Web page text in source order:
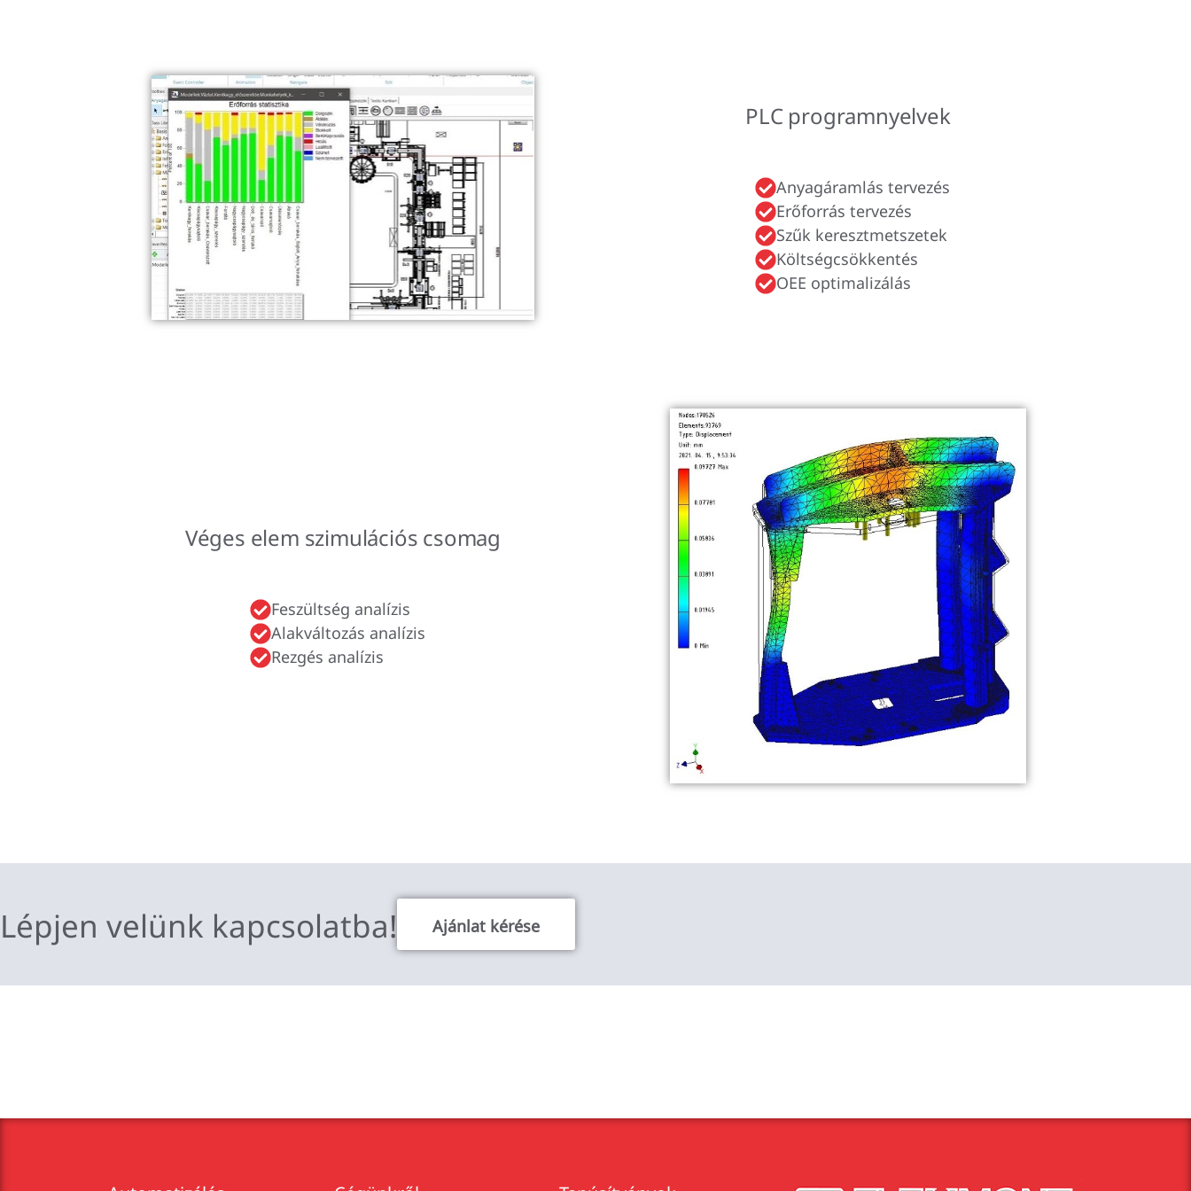
PLC programnyelvek
Anyagáramlás tervezés
Erőforrás tervezés
Szűk keresztmetszetek
Költségcsökkentés
OEE optimalizálás
Véges elem szimulációs csomag
Feszültség analízis
Alakváltozás analízis
Rezgés analízis
Lépjen velünk kapcsolatba! Ajánlat kérése